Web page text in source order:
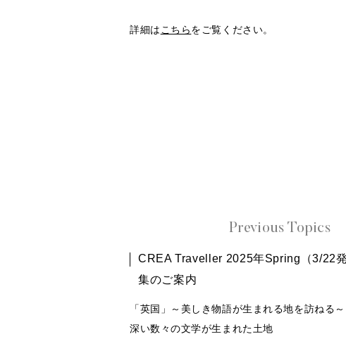
詳細は こちらをご覧ください。
Previous Topics
CREA Traveller 2025年Spring（3/22
集のご案内
「英国」～美しき物語が生まれる地を訪ねる
深い数々の文学が生まれた土地